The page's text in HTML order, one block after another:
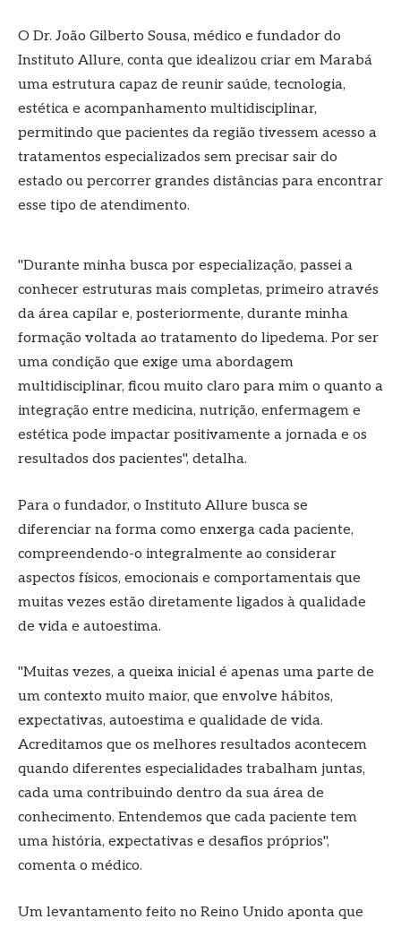
O Dr. João Gilberto Sousa, médico e fundador do
Instituto Allure, conta que idealizou criar em Marabá
uma estrutura capaz de reunir saúde, tecnologia,
estética e acompanhamento multidisciplinar,
permitindo que pacientes da região tivessem acesso a
tratamentos especializados sem precisar sair do
estado ou percorrer grandes distâncias para encontrar
esse tipo de atendimento.
"Durante minha busca por especialização, passei a
conhecer estruturas mais completas, primeiro através
da área capilar e, posteriormente, durante minha
formação voltada ao tratamento do lipedema. Por ser
uma condição que exige uma abordagem
multidisciplinar, ficou muito claro para mim o quanto a
integração entre medicina, nutrição, enfermagem e
estética pode impactar positivamente a jornada e os
resultados dos pacientes", detalha.
Para o fundador, o Instituto Allure busca se
diferenciar na forma como enxerga cada paciente,
compreendendo-o integralmente ao considerar
aspectos físicos, emocionais e comportamentais que
muitas vezes estão diretamente ligados à qualidade
de vida e autoestima.
"Muitas vezes, a queixa inicial é apenas uma parte de
um contexto muito maior, que envolve hábitos,
expectativas, autoestima e qualidade de vida.
Acreditamos que os melhores resultados acontecem
quando diferentes especialidades trabalham juntas,
cada uma contribuindo dentro da sua área de
conhecimento. Entendemos que cada paciente tem
uma história, expectativas e desafios próprios",
comenta o médico.
Um levantamento feito no Reino Unido aponta que